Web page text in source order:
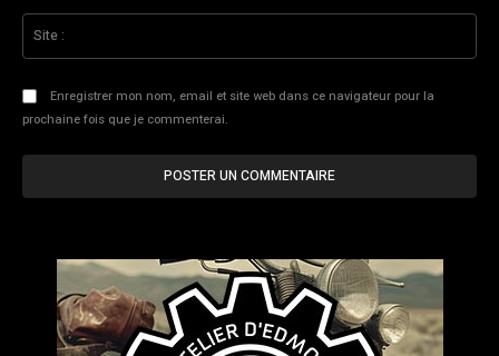
Enregistrer mon nom, email et site web dans ce navigateur pour la
prochaine fois que je commenterai.